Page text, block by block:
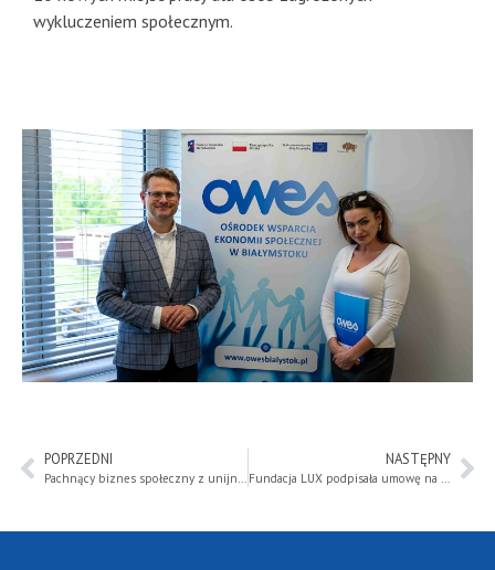
wykluczeniem społecznym.
POPRZEDNI
Pachnący biznes społeczny z unijnym dofinansowaniem w ramach projektu OWES
NASTĘPNY
Fundacja LUX podpisała umowę na utworzenie i utrzymanie 7 miejsc pracy w przedsiębiorstwie społecznym